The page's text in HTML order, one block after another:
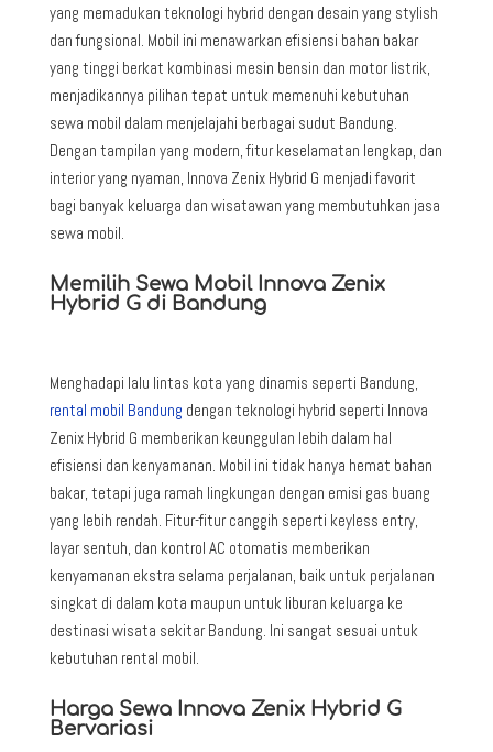
yang memadukan teknologi hybrid dengan desain yang stylish
dan fungsional. Mobil ini menawarkan efisiensi bahan bakar
yang tinggi berkat kombinasi mesin bensin dan motor listrik,
menjadikannya pilihan tepat untuk memenuhi kebutuhan
sewa mobil dalam menjelajahi berbagai sudut Bandung.
Dengan tampilan yang modern, fitur keselamatan lengkap, dan
interior yang nyaman, Innova Zenix Hybrid G menjadi favorit
bagi banyak keluarga dan wisatawan yang membutuhkan jasa
sewa mobil.
Memilih Sewa Mobil Innova Zenix
Hybrid G di Bandung
Menghadapi lalu lintas kota yang dinamis seperti Bandung,
rental mobil Bandung dengan teknologi hybrid seperti Innova
Zenix Hybrid G memberikan keunggulan lebih dalam hal
efisiensi dan kenyamanan. Mobil ini tidak hanya hemat bahan
bakar, tetapi juga ramah lingkungan dengan emisi gas buang
yang lebih rendah. Fitur-fitur canggih seperti keyless entry,
layar sentuh, dan kontrol AC otomatis memberikan
kenyamanan ekstra selama perjalanan, baik untuk perjalanan
singkat di dalam kota maupun untuk liburan keluarga ke
destinasi wisata sekitar Bandung. Ini sangat sesuai untuk
kebutuhan rental mobil.
Harga Sewa Innova Zenix Hybrid G
Bervariasi